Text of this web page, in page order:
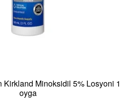
Kirkland Minoksidil 5% Losyoni 1
oyga